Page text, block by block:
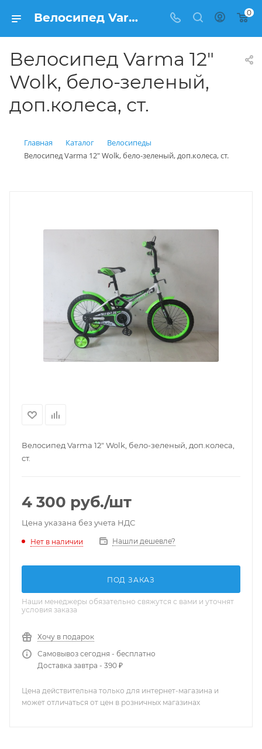
Велосипед Varma 12" Wolk, бело-зеленый, доп.колеса, ст. купить: цена 4 300 рублей в Балашихе | Интернет магазин Вело150 0
Велосипед Varma 12"
Wolk, бело-зеленый,
доп.колеса, ст.
Главная Каталог
Велосипеды
Велосипед Varma 12" Wolk, бело-зеленый, доп.колеса, ст.
Велосипед Varma 12" Wolk, бело-зеленый, доп.колеса,
ст.
4 300 руб./шт
Цена указана без учета НДС
Нет в наличии Нашли дешевле?
ПОД ЗАКАЗ
Наши менеджеры обязательно свяжутся с вами и уточнят
условия заказа
Хочу в подарок
Самовывоз сегодня - бесплатно
Доставка завтра - 390 ₽
Цена действительна только для интернет-магазина и
может отличаться от цен в розничных магазинах